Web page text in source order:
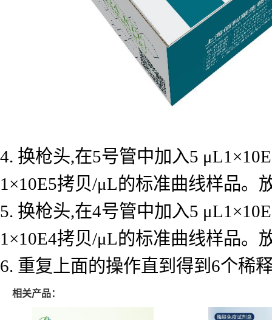
4. 换枪头,在5号管中加入5
1×10E5拷贝/μL的标准曲线样品。
5. 换枪头,在4号管中加入5
1×10E4拷贝/μL的标准曲线样品。
6. 重复上面的操作直到得到6个稀
相关产品：